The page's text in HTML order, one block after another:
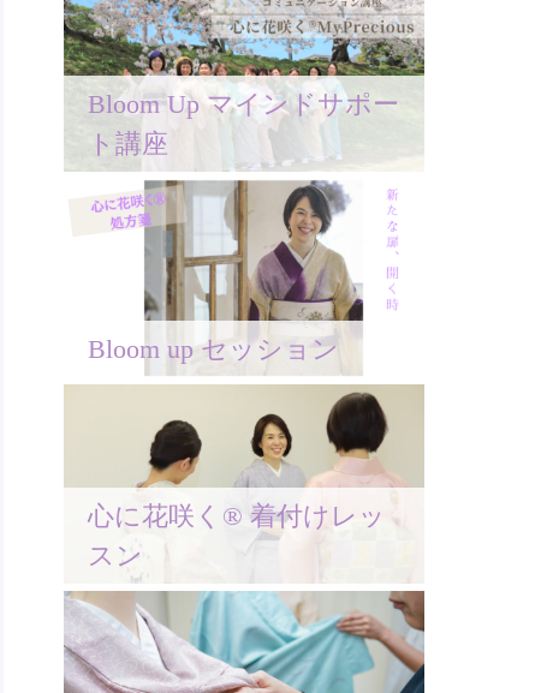
Bloom Up マインドサポー
ト講座
Bloom up セッション
心に花咲く® 着付けレッ
スン